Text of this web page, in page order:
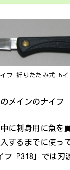
フ 折りたたみ式 5イ
メインのナイフ
に刺身用に魚を
するまでに使っ
フ P318」では刃